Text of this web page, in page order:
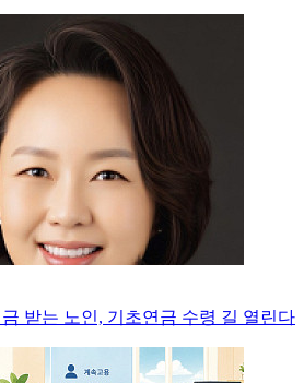
받는 노인, 기초연금 수령 길 열린다